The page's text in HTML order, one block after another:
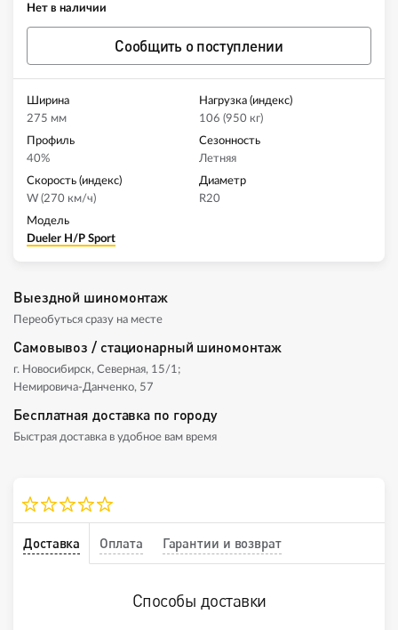
Нет в наличии
Сообщить о поступлении
Ширина
275 мм
Нагрузка (индекс)
106 (950 кг)
Профиль
40%
Сезонность
Летняя
Скорость (индекс)
W (270 км/ч)
Диаметр
R20
Модель
Dueler H/P Sport
Выездной шиномонтаж
Переобуться сразу на месте
Самовывоз / стационарный шиномонтаж
г. Новосибирск, Северная, 15/1;
Немировича-Данченко, 57
Бесплатная доставка по городу
Быстрая доставка в удобное вам время
Доставка Оплата Гарантии и возврат
Способы доставки